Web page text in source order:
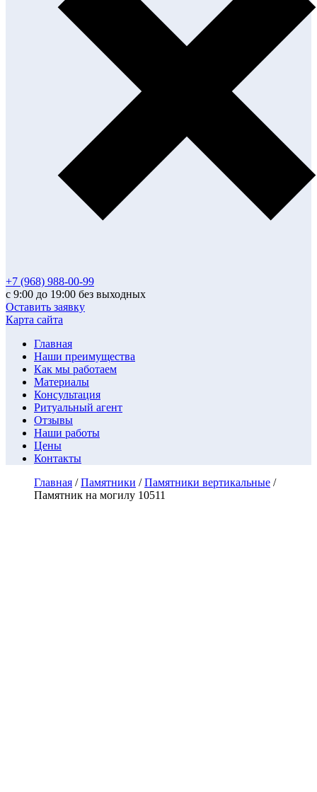
+7 (968) 988-00-99
с 9:00 до 19:00 без выходных
Оставить заявку
Карта сайта
Главная
Наши преимущества
Как мы работаем
Материалы
Консультация
Ритуальный агент
Отзывы
Наши работы
Цены
Контакты
Главная /Памятники /Памятники вертикальные /
Памятник на могилу 10511